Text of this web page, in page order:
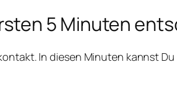
5 Minuten
In diesen Minuten kannst